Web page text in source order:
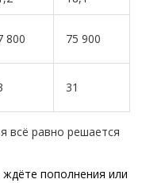
800 75 900
31
всё равно решается
пополнения или